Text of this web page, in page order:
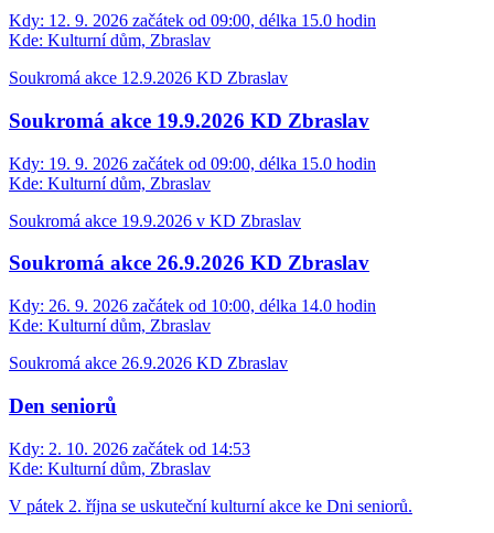
Kdy: 12. 9. 2026 začátek od 09:00, délka 15.0 hodin
Kde: Kulturní dům, Zbraslav
Soukromá akce 12.9.2026 KD Zbraslav
Soukromá akce 19.9.2026 KD Zbraslav
Kdy: 19. 9. 2026 začátek od 09:00, délka 15.0 hodin
Kde: Kulturní dům, Zbraslav
Soukromá akce 19.9.2026 v KD Zbraslav
Soukromá akce 26.9.2026 KD Zbraslav
Kdy: 26. 9. 2026 začátek od 10:00, délka 14.0 hodin
Kde: Kulturní dům, Zbraslav
Soukromá akce 26.9.2026 KD Zbraslav
Den seniorů
Kdy: 2. 10. 2026 začátek od 14:53
Kde: Kulturní dům, Zbraslav
V pátek 2. října se uskuteční kulturní akce ke Dni seniorů.